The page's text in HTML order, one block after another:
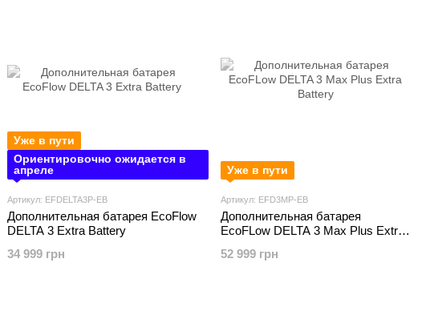
Уже в пути
Ориентировочно ожидается в
апреле
Артикул: EFDELTA3P-EB
Дополнительная батарея EcoFlow
DELTA 3 Extra Battery
34 999 грн
Уже в пути
Артикул: EFD3MP-EB
Дополнительная батарея
EcoFLow DELTA 3 Max Plus Extra
52 999 грн